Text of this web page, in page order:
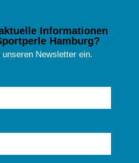
Informationen
Hamburg?
unseren Newsletter ein.